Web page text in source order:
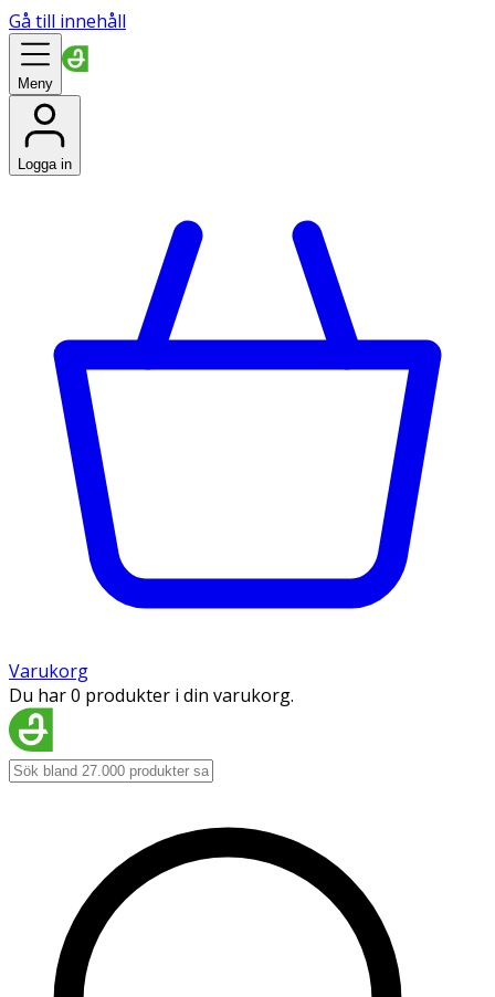
Gå till innehåll
Meny
Logga in
Varukorg
Du har 0 produkter i din varukorg.